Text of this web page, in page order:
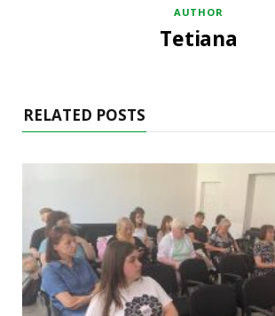
AUTHOR
Tetiana
RELATED POSTS